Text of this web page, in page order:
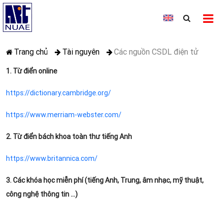
Trang chủ Tài nguyên Các nguồn CSDL điện tử
1. Từ điển online
https://dictionary.cambridge.org/
https://www.merriam-webster.com/
2. Từ điển bách khoa toàn thư tiếng Anh
https://www.britannica.com/
3. Các khóa học miễn phí (tiếng Anh, Trung, âm nhạc, mỹ thuật,
công nghệ thông tin ...)